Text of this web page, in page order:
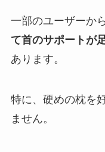
一部のユーザーか
て首のサポートが
あります。
特に、硬めの枕を
ません。